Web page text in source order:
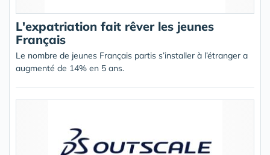
L'expatriation fait rêver les jeunes
Français
Le nombre de jeunes Français partis s’installer à l’étranger a
augmenté de 14% en 5 ans.